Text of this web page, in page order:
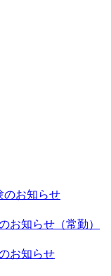
のお知らせ
知らせ（常勤）
お知らせ